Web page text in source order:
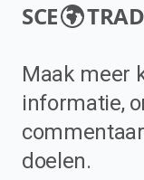
SCE
Maak meer
informatie,
doelen.